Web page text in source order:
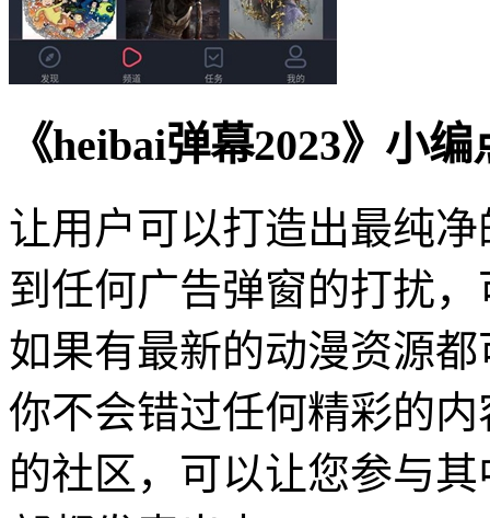
《heibai弹幕2023》小
让用户可以打造出最纯
到任何广告弹窗的打扰
如果有最新的动漫资源
你不会错过任何精彩的
的社区，可以让您参与